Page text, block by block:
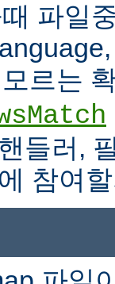
파일
르는
들러,
참여